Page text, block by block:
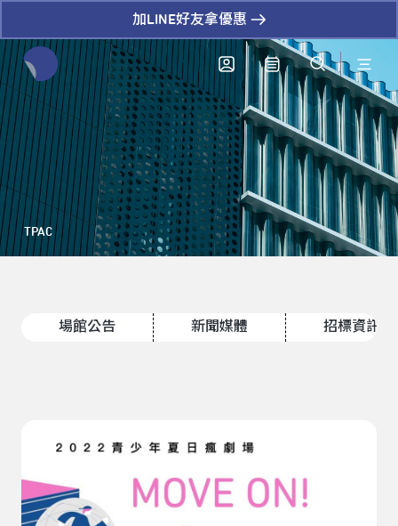
加LINE好友拿優惠
全網站搜尋節目、活動、影音文章
TPAC
場館公告 新聞媒體 招標資訊